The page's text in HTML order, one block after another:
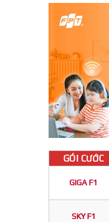
GÓI CƯỚC
GIGA F1
SKY F1